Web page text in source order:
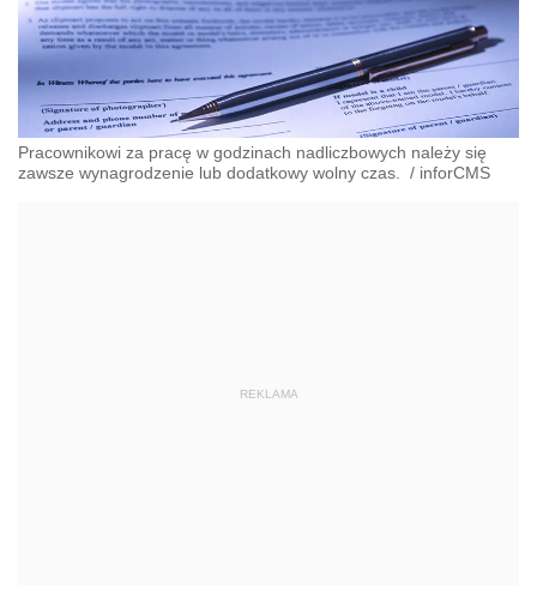
Pracownikowi za pracę w godzinach nadliczbowych należy się
zawsze wynagrodzenie lub dodatkowy wolny czas. / inforCMS